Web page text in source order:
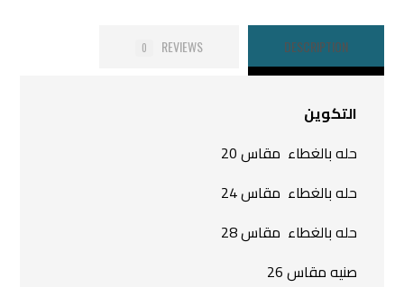
DESCRIPTION
REVIEWS
0
التكوين
حله بالغطاء مقاس 20
حله بالغطاء مقاس 24
حله بالغطاء مقاس 28
صنيه مقاس 26